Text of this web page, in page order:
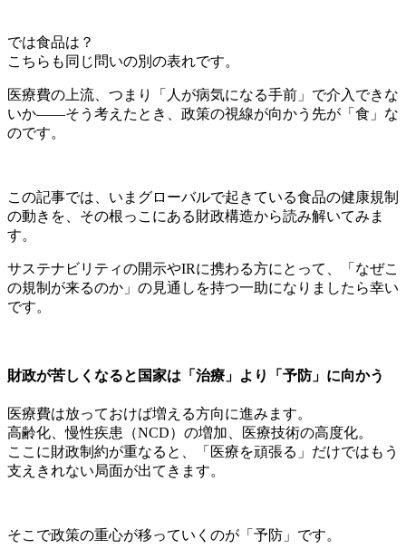
では食品は？
こちらも同じ問いの別の表れです。
医療費の上流、つまり「人が病気になる手前」で介入できな
いか——そう考えたとき、政策の視線が向かう先が「食」な
のです。
この記事では、いまグローバルで起きている食品の健康規制
の動きを、その根っこにある財政構造から読み解いてみま
す。
サステナビリティの開示やIRに携わる方にとって、「なぜこ
の規制が来るのか」の見通しを持つ一助になりましたら幸い
です。
財政が苦しくなると国家は「治療」より「予防」に向かう
医療費は放っておけば増える方向に進みます。
高齢化、慢性疾患（NCD）の増加、医療技術の高度化。
ここに財政制約が重なると、「医療を頑張る」だけではもう
支えきれない局面が出てきます。
そこで政策の重心が移っていくのが「予防」です。